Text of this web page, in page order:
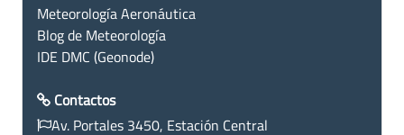
Meteorología Aeronáutica
Blog de Meteorología
IDE DMC (Geonode)
Contactos
Av. Portales 3450, Estación Central